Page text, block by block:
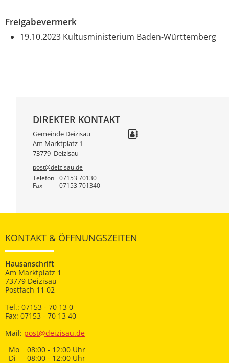
Freigabevermerk
19.10.2023 Kultusministerium Baden-Württemberg
DIREKTER KONTAKT
Gemeinde Deizisau
Am Marktplatz 1
73779 Deizisau
post@deizisau.de
Telefon
07153 70130
Fax 07153 701340
KONTAKT & ÖFFNUNGSZEITEN
Hausanschrift
Am Marktplatz 1
73779 Deizisau
Postfach 11 02
Tel.: 07153 - 70 13 0
Fax: 07153 - 70 13 40
Mail: post@deizisau.de
Mo
08:00 - 12:00 Uhr
Di
08:00 - 12:00 Uhr